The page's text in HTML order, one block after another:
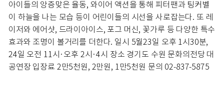
아이들의 앙증맞은 율동, 와이어 액션을 통해 피터팬과 팅커벨
이 하늘을 나는 모습 등이 어린이들의 시선을 사로잡는다. 또 레
이저와 에어샷, 드라이아이스, 포그 머신, 꽃가루 등 다양한 특수
효과와 조명이 볼거리를 더한다. 일시 5월23일 오후 1시30분,
24일 오전 11시·오후 2시·4시 장소 경기도 수원 문화의전당 대
공연장 입장료 2만5천원, 2만원, 1만5천원 문의 02-837-5875